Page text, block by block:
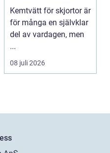
fungerar
professionell
klädvård i
Kemtvätt för skjortor är
för många en självklar
del av vardagen, men
...
08 juli 2026